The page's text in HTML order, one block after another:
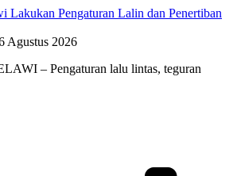
Lakukan Pengaturan Lalin dan Penertiban
Agustus 2026
– Pengaturan lalu lintas, teguran